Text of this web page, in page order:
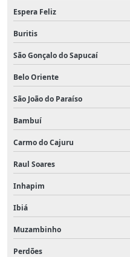
Espera Feliz
Buritis
São Gonçalo do Sapucaí
Belo Oriente
São João do Paraíso
Bambuí
Carmo do Cajuru
Raul Soares
Inhapim
Ibiá
Muzambinho
Perdões